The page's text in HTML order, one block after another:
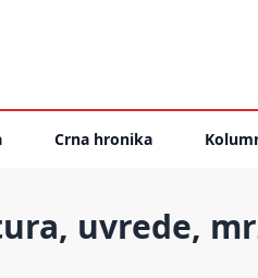
Crna hronika
uvrede,